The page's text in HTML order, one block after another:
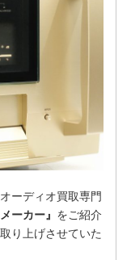
ーディオ買取専門
ーカー』 をご紹介
り上げさせていた